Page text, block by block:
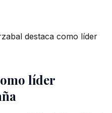
destaca como líder
líder